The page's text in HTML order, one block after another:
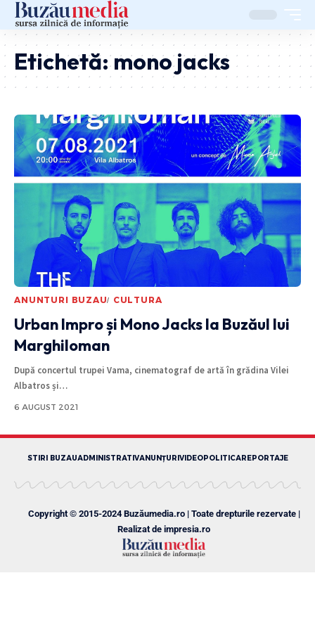
Etichetă:mono jacks
ANUNTURI BUZAU CULTURA
Urban Impro și Mono Jacks la Buzăul lui
Marghiloman
După concertul trupei Vama, cinematograf de artă în grădina Vilei
Albatros și…
6 AUGUST 2021
STIRI BUZAUADMINISTRATIVANUNȚURIVIDEOPOLITICAREPORTAJE
Copyright © 2015-2024 Buzăumedia.ro | Toate drepturile rezervate |
Realizat de impresia.ro